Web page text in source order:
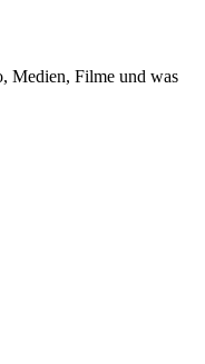
Medien, Filme und was